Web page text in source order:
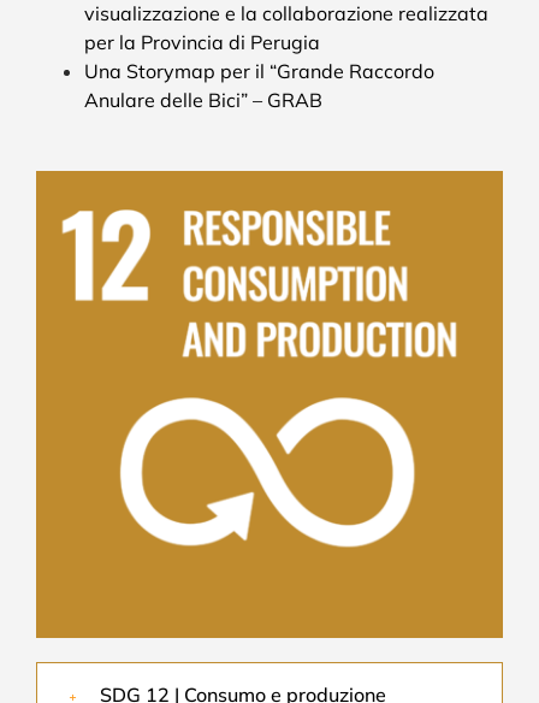
visualizzazione e la collaborazione realizzata
per la Provincia di Perugia
Una Storymap per il “Grande Raccordo
Anulare delle Bici” – GRAB
SDG 12 | Consumo e produzione